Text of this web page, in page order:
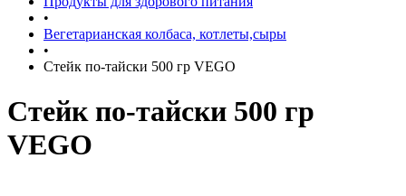
•
Вегетарианская колбаса, котлеты,сыры
•
Стейк по-тайски 500 гр VEGO
Стейк по-тайски 500 гр
VEGO